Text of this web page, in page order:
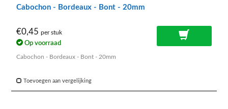
Cabochon - Bordeaux - Bont - 20mm
€0,45 per stuk
Op voorraad
Cabochon - Bordeaux - Bont - 20mm
Toevoegen aan vergelijking